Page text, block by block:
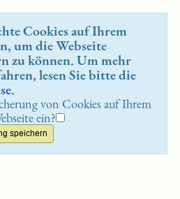
Cookies auf Ihrem
um die Webseite
zu können. Um mehr
lesen Sie bitte die
.
von Cookies auf Ihrem
ein?